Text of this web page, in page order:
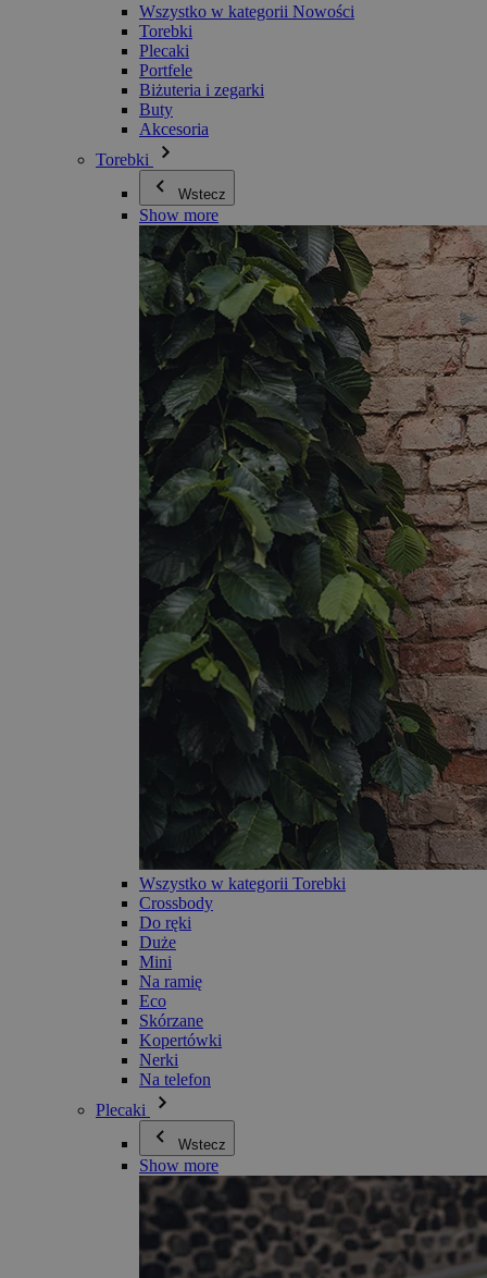
Wszystko w kategorii Nowości
Torebki
Plecaki
Portfele
Biżuteria i zegarki
Buty
Akcesoria
Torebki
Wstecz
Show more
Wszystko w kategorii Torebki
Crossbody
Do ręki
Duże
Mini
Na ramię
Eco
Skórzane
Kopertówki
Nerki
Na telefon
Plecaki
Wstecz
Show more